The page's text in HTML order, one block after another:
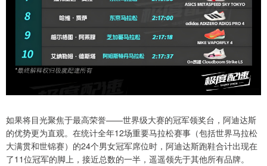
如果将目光聚焦于最高荣誉——世界级大赛的冠军领奖台，阿迪达斯
的优势更为直观。在统计全年12场重要马拉松赛事（包括世界马拉松
大满贯和世锦赛）的24个男女冠军席位时，阿迪达斯跑鞋合计出现在
了11位冠军的脚上，接近总数的一半，遥遥领先于其他所有品牌。